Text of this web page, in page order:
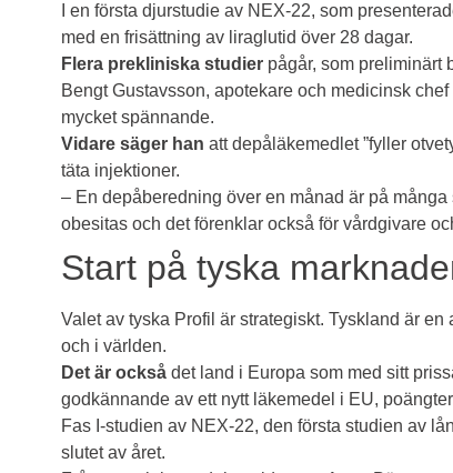
en första djurstudieav NEX-22, som
med en frisättning av liraglutid över 28 dagar.
Flera prekliniska studierpågår, som preliminärt
Bengt Gustavsson, apotekare och medicinsk
mycket spännande.
Vidare säger han att depåläkemedlet ”fyller
täta injektioner.
– En depåberedning över en månad är på
obesitas och det förenklar också för vårdgivare
Start på tyska
Valet av tyska Profil är strategiskt. Tyskland är
och i världen.
Det är ocksådet land i Europa som med sitt
godkännande av ett nytt läkemedel i EU,
Fas I-studien av NEX-22, den första studien av
slutet av året.